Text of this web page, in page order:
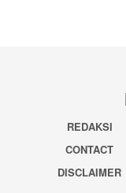
REDAKSI
CONTACT
DISCLAIMER